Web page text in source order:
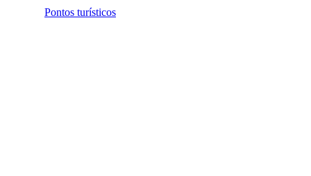
Pontos turísticos